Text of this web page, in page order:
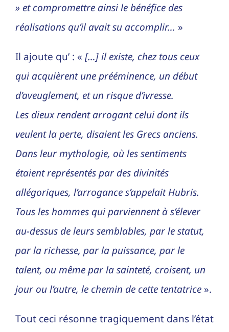
» et compromettre ainsi le bénéfice des
réalisations qu’il avait su accomplir… »
Il ajoute qu’ : « […] il existe, chez tous ceux
qui acquièrent une prééminence, un début
d’aveuglement, et un risque d’ivresse.
Les dieux rendent arrogant celui dont ils
veulent la perte, disaient les Grecs anciens.
Dans leur mythologie, où les sentiments
étaient représentés par des divinités
allégoriques, l’arrogance s’appelait Hubris.
Tous les hommes qui parviennent à s’élever
au-dessus de leurs semblables, par le statut,
par la richesse, par la puissance, par le
talent, ou même par la sainteté, croisent, un
jour ou l’autre, le chemin de cette tentatrice».
Tout ceci résonne tragiquement dans l’état